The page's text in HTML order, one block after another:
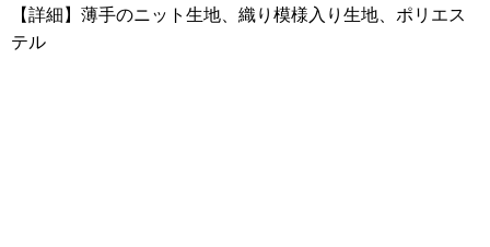
【詳細】薄手のニット生地、織り模様入り生地、ポリエス
テル